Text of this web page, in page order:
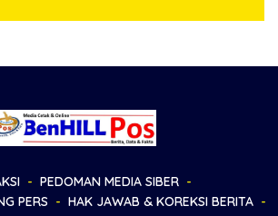
PEDOMAN MEDIA SIBER
PERS
HAK JAWAB & KOREKSI BERITA